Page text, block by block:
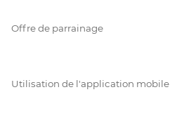
Offre de parrainage
Utilisation de l'application mobile